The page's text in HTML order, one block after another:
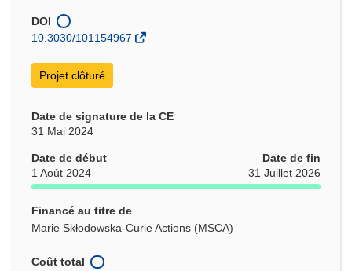
DOI
10.3030/101154967
Projet clôturé
Date de signature de la CE
31 Mai 2024
Date de début
1 Août 2024
Date de fin
31 Juillet 2026
Financé au titre de
Marie Skłodowska-Curie Actions (MSCA)
Coût total